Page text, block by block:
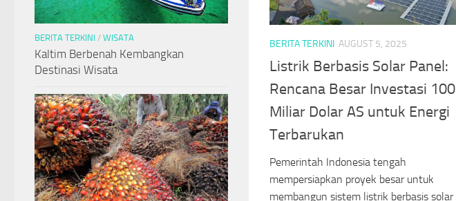
BERITA TERKINI AUGUST 5, 2025
Listrik Berbasis Solar Panel:
Rencana Besar Investasi 100
Miliar Dolar AS untuk Energi
Terbarukan
Pemerintah Indonesia tengah
mempersiapkan proyek besar untuk
membangun sistem listrik berbasis solar
BERITA TERKINI / WISATA
Kaltim Berbenah Kembangkan
Destinasi Wisata